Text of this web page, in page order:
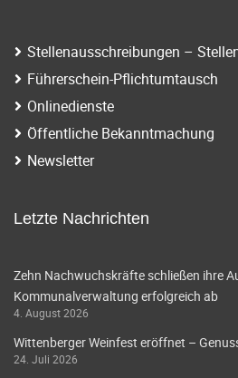
Stellenausschreibungen –
Führerschein-Pflichtumtausch
Onlinedienste
Öffentliche Bekanntmachung
Newsletter
Letzte Nachrichten
Zehn Nachwuchskräfte schließen ihre
Kommunalverwaltung erfolgreich ab
4. August 2026
Wittenberger Weinfest eröffnet –
24. Juli 2026